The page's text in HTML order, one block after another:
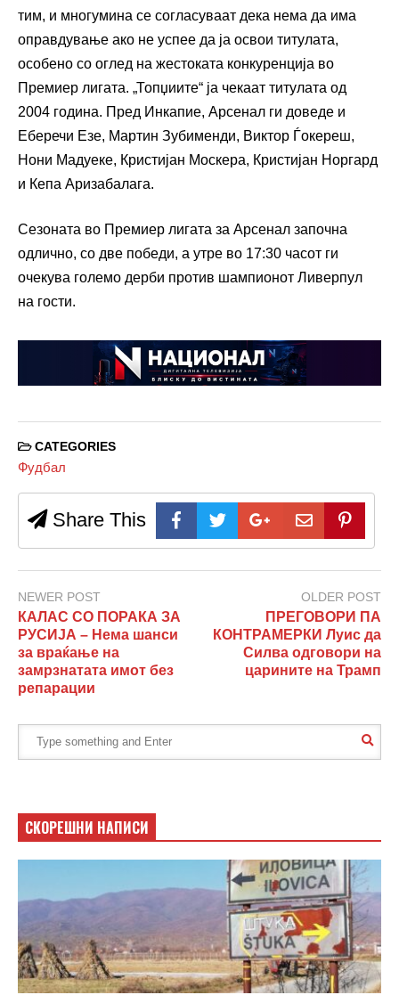
тим, и многумина се согласуваат дека нема да има
оправдување ако не успее да ја освои титулата,
особено со оглед на жестоката конкуренција во
Премиер лигата. „Топџиите“ ја чекаат титулата од
2004 година. Пред Инкапие, Арсенал ги доведе и
Еберечи Езе, Мартин Зубименди, Виктор Ѓокереш,
Нони Мадуеке, Кристијан Москера, Кристијан Норгард
и Кепа Аризабалага.
Сезоната во Премиер лигата за Арсенал започна
одлично, со две победи, а утре во 17:30 часот ги
очекува големо дерби против шампионот Ливерпул
на гости.
CATEGORIES
Фудбал
Share This
NEWER POST
КАЛАС СО ПОРАКА ЗА
РУСИЈА – Нема шанси
за враќање на
замрзнатата имот без
репарации
OLDER POST
ПРЕГОВОРИ ПА
КОНТРАМЕРКИ Луис да
Силва одговори на
царините на Трамп
СКОРЕШНИ НАПИСИ